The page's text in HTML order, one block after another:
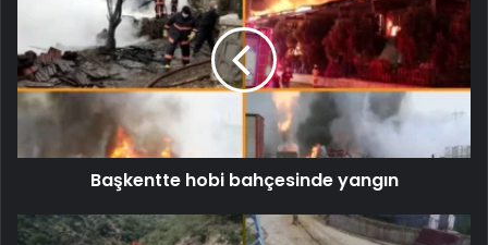
Başkentte hobi bahçesinde yangın